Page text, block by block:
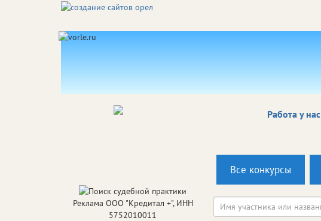
Работа у нас
Все конкурсы
Реклама ООО "Кредитал +", ИНН
5752010011